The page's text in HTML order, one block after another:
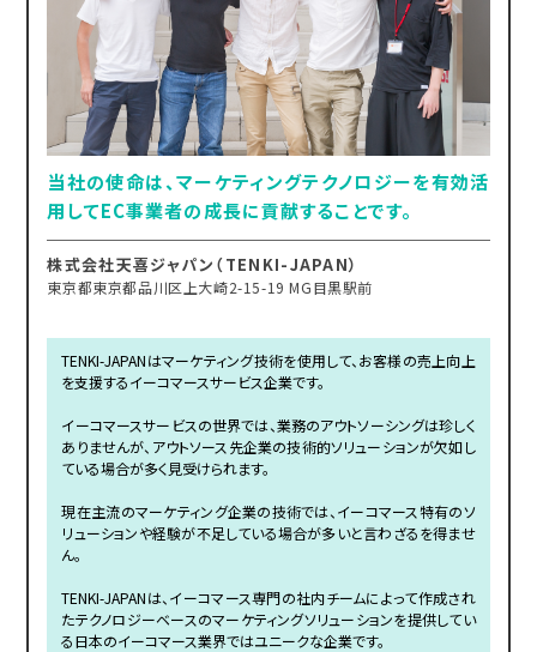
当社の使命は、マーケティングテクノロジーを有効活
用してEC事業者の成長に貢献することです。
株式会社天喜ジャパン（TENKI-JAPAN）
東京都東京都品川区上大崎2-15-19 MG目黒駅前
TENKI-JAPANはマーケティング技術を使用して、お客様の売上向上
を支援するイーコマースサービス企業です。
イーコマースサービスの世界では、業務のアウトソーシングは珍しく
ありませんが、アウトソース先企業の技術的ソリューションが欠如し
ている場合が多く見受けられます。
現在主流のマーケティング企業の技術では、イーコマース特有のソ
リューションや経験が不足している場合が多いと言わざるを得ませ
ん。
TENKI-JAPANは、イーコマース専門の社内チームによって作成され
たテクノロジーベースのマーケティングソリューションを提供してい
る日本のイーコマース業界ではユニークな企業です。